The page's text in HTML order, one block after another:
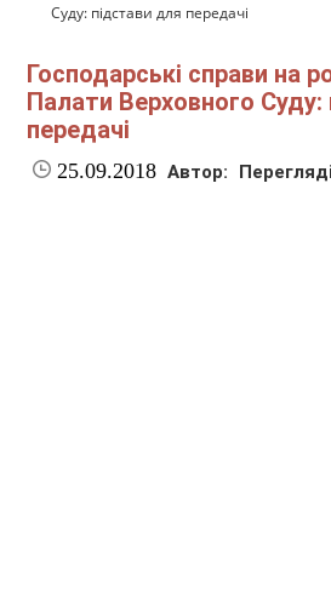
Суду: підстави для передачі
Господарські справи на
Палати Верховного Суду:
передачі
25.09.2018 Автор: